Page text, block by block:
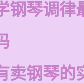
钢琴调律
卖钢琴的